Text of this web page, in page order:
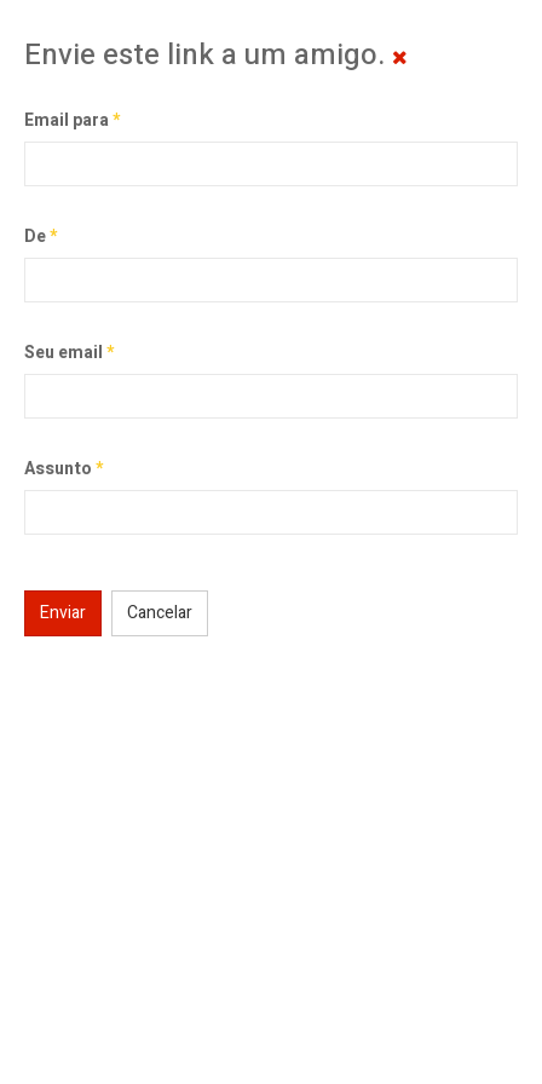
Envie este link a um amigo.
Email para*
De*
Seu email*
Assunto*
Enviar Cancelar